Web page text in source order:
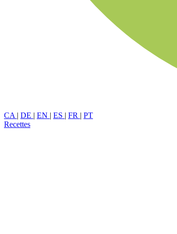
CA | DE | EN | ES | FR | PT
Recettes